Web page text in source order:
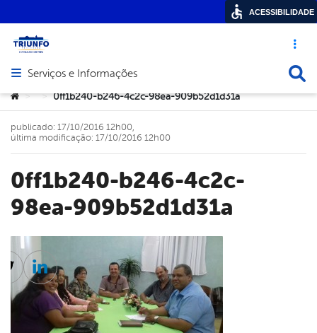
Acesso
Abrir menu principal de navegação
Serviços e Informações
Você está aqui:
> > 0ff1b240-b246-4c2c-98ea-909b52d1d31a
0ff1b240-b246-4c2c-
98ea-909b52d1d31a
publicado: 17/10/2016 12h00,
última modificação: 17/10/2016 12h00
Twitter
Linkedin
ACESSIBILIDADE